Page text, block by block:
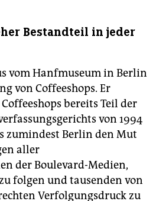
Bestandteil in jeder
vom Hanfmuseum in Berlin
von Coffeeshops. Er
bereits Teil der
von 1994
zumindest Berlin den Mut
aller
der Boulevard-Medien,
folgen und tausenden von
Verfolgungsdruck zu